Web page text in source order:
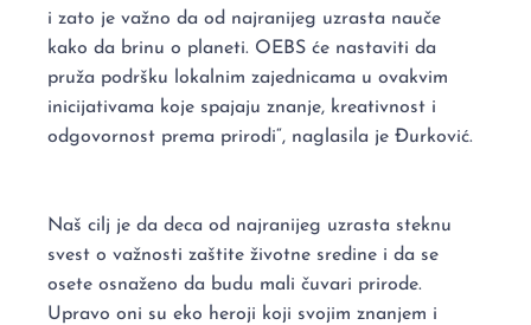
i zato je važno da od najranijeg uzrasta nauče
kako da brinu o planeti. OEBS će nastaviti da
pruža podršku lokalnim zajednicama u ovakvim
inicijativama koje spajaju znanje, kreativnost i
odgovornost prema prirodi“, naglasila je Đurković.
Naš cilj je da deca od najranijeg uzrasta steknu
svest o važnosti zaštite životne sredine i da se
osete osnaženo da budu mali čuvari prirode.
Upravo oni su eko heroji koji svojim znanjem i